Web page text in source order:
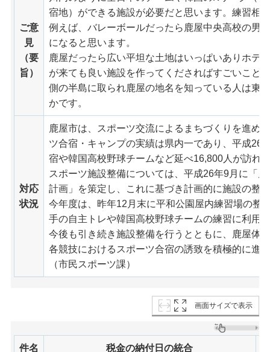
ご意
見
（要
旨）
宿地）ができる施設が必要だと思います。練習相
例えば、バレーボールだったら鹿屋中央高校の男
になると思います。
鹿屋だったら広い平坦な土地はいっぱいありホテ
が来ても良い施設を作ってくださればすごいこと
側の半島に取られ鹿屋の地名を知っている人は東
かです。
対応
状況
鹿屋市は、スポーツ交流によるまちづくりを進め
ツ合宿・キャンプの実績は県内一であり、平成26
宿や韓国高校野球チームなど延べ16,800人が訪れ
スポーツ施設整備については、平成26年9月に「
計画」を策定し、これに基づき計画的に施設の整
今年度は、昨年12月末に平和公園屋内練習場の整
手の自主トレや韓国高校野球チームの練習に利用
今後も引き続き施設整備を行うとともに、鹿屋体
各競技におけるスポーツ合宿の誘致を積極的に進
（市民スポーツ課）
画面サイズで表示
件名 税金の納付日の統合